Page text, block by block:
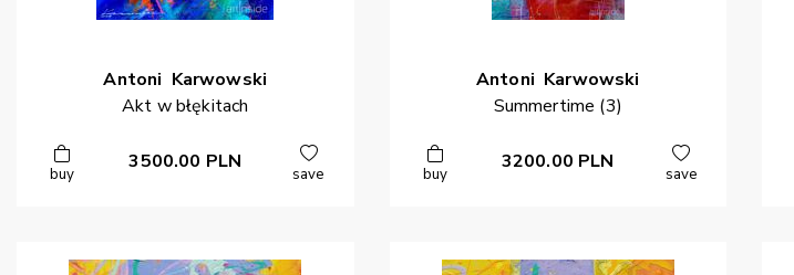
Antoni Karwowski
Akt w błękitach
buy
3500.00 PLN
save
Antoni Karwowski
Summertime (3)
buy
3200.00 PLN
save